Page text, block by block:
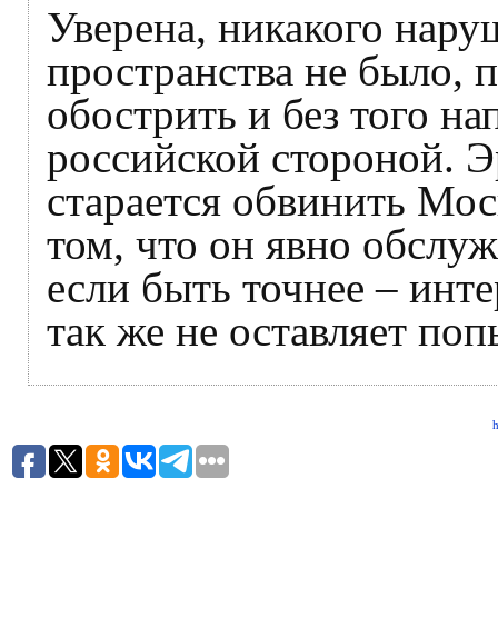
Уверена, никакого
пространства не было,
обострить и без того
российской стороной.
старается обвинить
том, что он явно
если быть точнее –
так же не оставляет